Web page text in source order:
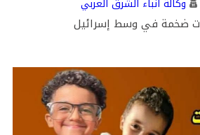
وكالة انباء الشرق العربي
ضخمة في وسط إسرائيل